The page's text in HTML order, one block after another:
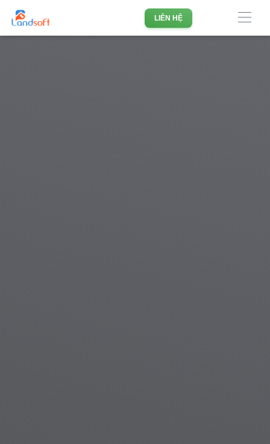
Phần mềm quản lý doanh nghiệp Bất động sản hàng đầu
Việt Nam
LIÊN HỆ